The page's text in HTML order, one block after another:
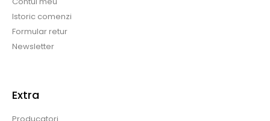
Istoric comenzi
Formular retur
Newsletter
Extra